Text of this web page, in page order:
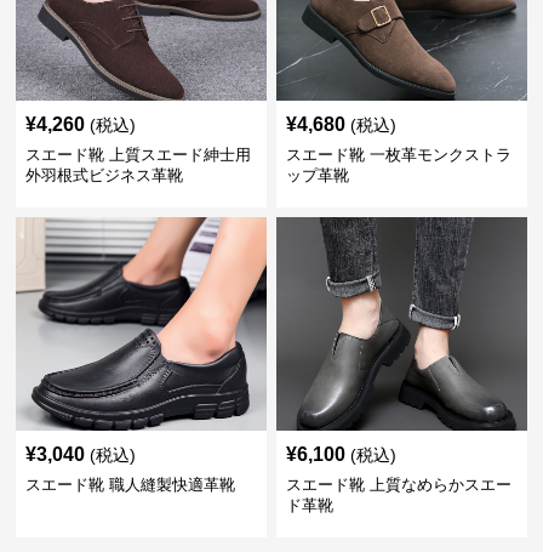
¥4,260 (税込)
スエード靴 上質スエード紳士用
外羽根式ビジネス革靴
¥4,680 (税込)
スエード靴 一枚革モンクストラ
ップ革靴
¥3,040 (税込)
スエード靴 職人縫製快適革靴
¥6,100 (税込)
スエード靴 上質なめらかスエー
ド革靴